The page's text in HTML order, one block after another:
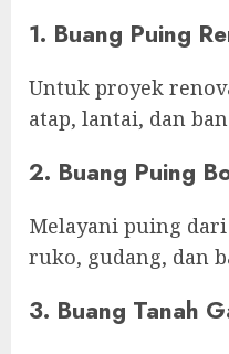
1. Buang Puing
Untuk proyek
atap, lantai, dan
2. Buang Puing
Melayani puing
ruko, gudang, dan
3. Buang Tanah